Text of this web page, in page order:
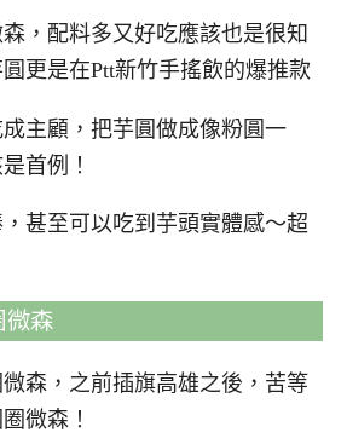
，配料多又好吃應該也是很知
更是在Ptt新竹手搖飲的爆推款
主顧，把芋圓做成像粉圓一
首例！
甚至可以吃到芋頭實體感～超
微森
森，之前插旗高雄之後，苦等
微森！